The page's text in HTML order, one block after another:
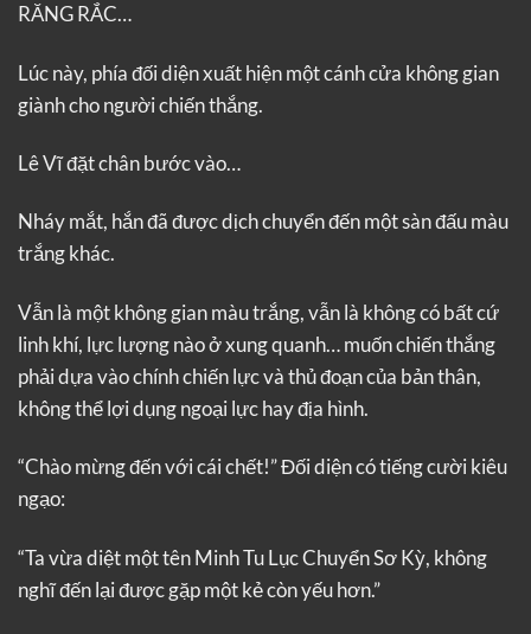
RĂNG RẮC…
Lúc này, phía đối diện xuất hiện một cánh cửa không gian
giành cho người chiến thắng.
Lê Vĩ đặt chân bước vào…
Nháy mắt, hắn đã được dịch chuyển đến một sàn đấu màu
trắng khác.
Vẫn là một không gian màu trắng, vẫn là không có bất cứ
linh khí, lực lượng nào ở xung quanh… muốn chiến thắng
phải dựa vào chính chiến lực và thủ đoạn của bản thân,
không thể lợi dụng ngoại lực hay địa hình.
“Chào mừng đến với cái chết!” Đối diện có tiếng cười kiêu
ngạo:
“Ta vừa diệt một tên Minh Tu Lục Chuyển Sơ Kỳ, không
nghĩ đến lại được gặp một kẻ còn yếu hơn.”